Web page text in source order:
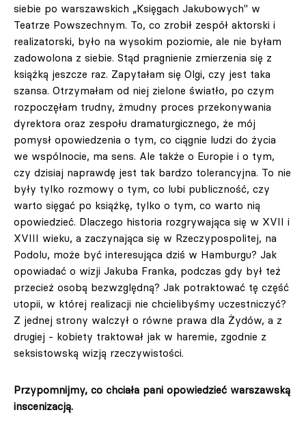
siebie po warszawskich „Księgach Jakubowych" w
Teatrze Powszechnym. To, co zrobił zespół aktorski i
realizatorski, było na wysokim poziomie, ale nie byłam
zadowolona z siebie. Stąd pragnienie zmierzenia się z
książką jeszcze raz. Zapytałam się Olgi, czy jest taka
szansa. Otrzymałam od niej zielone światło, po czym
rozpoczęłam trudny, żmudny proces przekonywania
dyrektora oraz zespołu dramaturgicznego, że mój
pomysł opowiedzenia o tym, co ciągnie ludzi do życia
we wspólnocie, ma sens. Ale także o Europie i o tym,
czy dzisiaj naprawdę jest tak bardzo tolerancyjna. To nie
były tylko rozmowy o tym, co lubi publiczność, czy
warto sięgać po książkę, tylko o tym, co warto nią
opowiedzieć. Dlaczego historia rozgrywająca się w XVII i
XVIII wieku, a zaczynająca się w Rzeczypospolitej, na
Podolu, może być interesująca dziś w Hamburgu? Jak
opowiadać o wizji Jakuba Franka, podczas gdy był też
przecież osobą bezwzględną? Jak potraktować tę część
utopii, w której realizacji nie chcielibyśmy uczestniczyć?
Z jednej strony walczył o równe prawa dla Żydów, a z
drugiej - kobiety traktował jak w haremie, zgodnie z
seksistowską wizją rzeczywistości.
Przypomnijmy, co chciała pani opowiedzieć warszawską
inscenizacją.